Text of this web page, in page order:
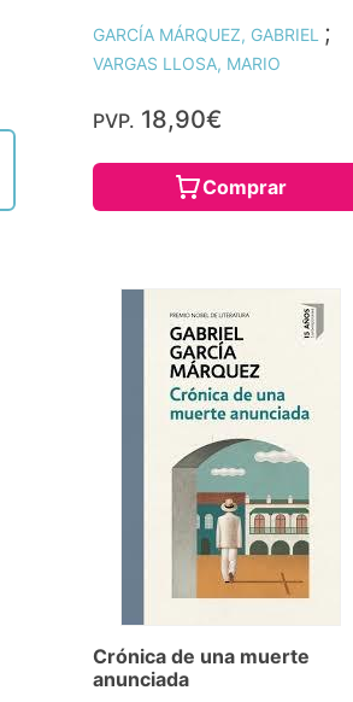
GARCÍA MÁRQUEZ, GABRIEL ;
VARGAS LLOSA, MARIO
PVP. 18,90€
Comprar
Crónica de una muerte
anunciada